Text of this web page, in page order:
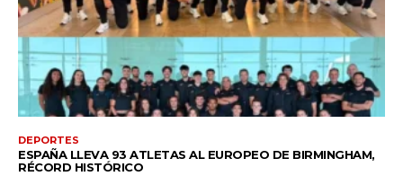
DEPORTES
ESPAÑA LLEVA 93 ATLETAS AL EUROPEO DE BIRMINGHAM,
RÉCORD HISTÓRICO